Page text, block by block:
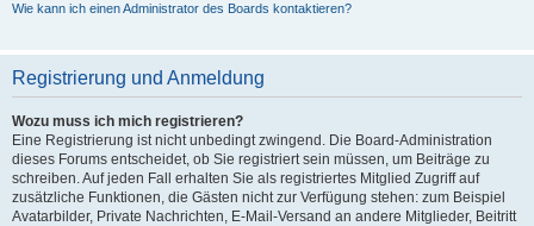
Wie kann ich einen Administrator des Boards kontaktieren?
Registrierung und Anmeldung
Wozu muss ich mich registrieren?
Eine Registrierung ist nicht unbedingt zwingend. Die Board-Administration
dieses Forums entscheidet, ob Sie registriert sein müssen, um Beiträge zu
schreiben. Auf jeden Fall erhalten Sie als registriertes Mitglied Zugriff auf
zusätzliche Funktionen, die Gästen nicht zur Verfügung stehen: zum Beispiel
Avatarbilder, Private Nachrichten, E-Mail-Versand an andere Mitglieder, Beitritt